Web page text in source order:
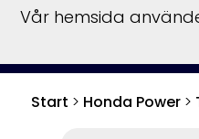
Start > Honda Power>
Vår hemsida